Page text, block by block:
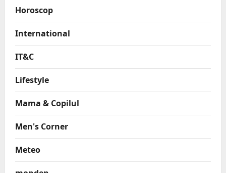
Horoscop
International
IT&C
Lifestyle
Mama & Copilul
Men's Corner
Meteo